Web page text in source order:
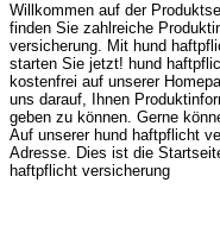
Willkommen auf der
finden Sie zahlreiche
versicherung. Mit hund
starten Sie jetzt! hund
kostenfrei auf unserer
uns darauf, Ihnen
geben zu können. Gerne
Auf unserer hund haftpflicht
Adresse. Dies ist die
haftpflicht versicherung